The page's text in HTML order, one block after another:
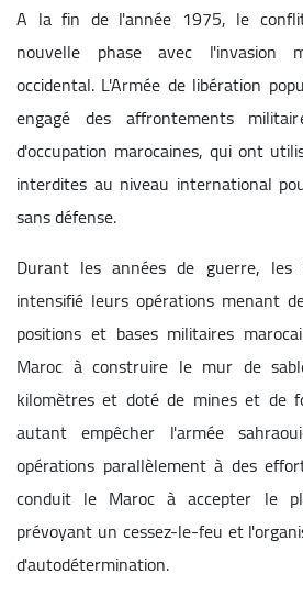
A la fin de l'année 1975, le
nouvelle phase avec l'invasion
occidental. L'Armée de libération
engagé des affrontements
d'occupation marocaines, qui ont
interdites au niveau international
sans défense.
Durant les années de guerre, les
intensifié leurs opérations menant
positions et bases militaires
Maroc à construire le mur de
kilomètres et doté de mines et de
autant empêcher l'armée
opérations parallèlement à des
conduit le Maroc à accepter le
prévoyant un cessez-le-feu et
d'autodétermination.